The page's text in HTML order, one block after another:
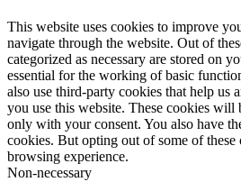
This website uses cookies to improve
navigate through the website. Out of
categorized as necessary are stored on
essential for the working of basic
also use third-party cookies that help us
you use this website. These cookies will
only with your consent. You also have
cookies. But opting out of some of
browsing experience.
Non-necessary